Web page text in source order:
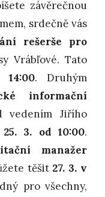
závěrečnou
srdečně vás
rešerše pro
Vrábľové. Tato
. Druhým
informační
vedením Jiřího
25. 3. od 10:00.
manažer
těšit27. 3. v
pro všechny,